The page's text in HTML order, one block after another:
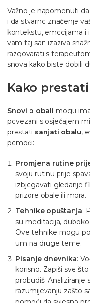
Važno je napomenuti
i da stvarno značenje
kontekstu, emocijama i
vam taj san izaziva
razgovarati s
snova kako biste dobili
Kako
Snovi o obali mogu
povezani s osjećajem
prestati sanjati obalu,
pomoći:
Promjena rutine
svoju rutinu prije
izbjegavati gledanje
prizore obale ili mora.
Tehnike opuštanja:
su meditacija,
Ove tehnike mogu
um na druge teme.
Pisanje dnevnika:
korisno. Zapiši sve
probudiš. Analiziranje
razumijevanju zašto